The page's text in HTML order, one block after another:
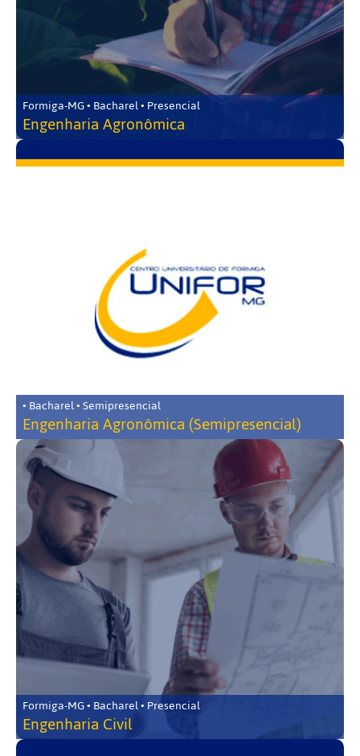
Formiga-MG • Bacharel • Presencial
Engenharia Agronômica
• Bacharel • Semipresencial
Engenharia Agronômica (Semipresencial)
Formiga-MG • Bacharel • Presencial
Engenharia Civil